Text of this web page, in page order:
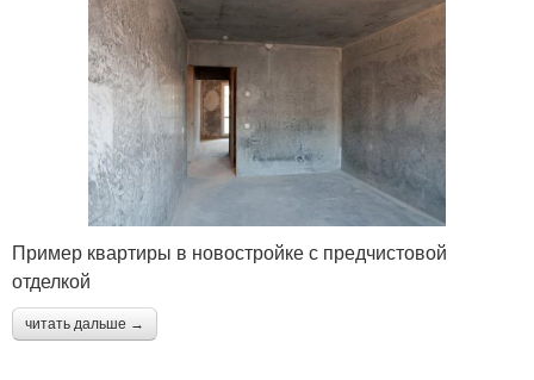
Пример квартиры в новостройке с предчистовой
отделкой
читать дальше →